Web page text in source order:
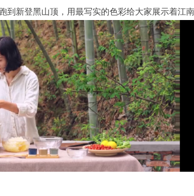
新登黑山顶，用最写实的色彩给大家展示着江南